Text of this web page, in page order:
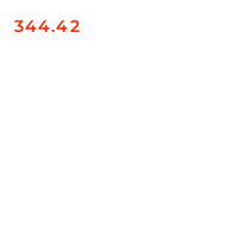
Cena:
344.42